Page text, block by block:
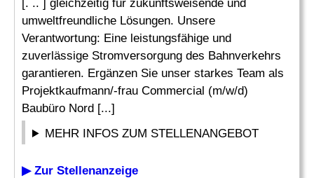
[. .. ] gleichzeitig für zukunftsweisende und
umweltfreundliche Lösungen. Unsere
Verantwortung: Eine leistungsfähige und
zuverlässige Stromversorgung des Bahnverkehrs
garantieren. Ergänzen Sie unser starkes Team als
Projektkaufmann/-frau Commercial (m/w/d)
Baubüro Nord [...]
MEHR INFOS ZUM STELLENANGEBOT
▶ Zur Stellenanzeige